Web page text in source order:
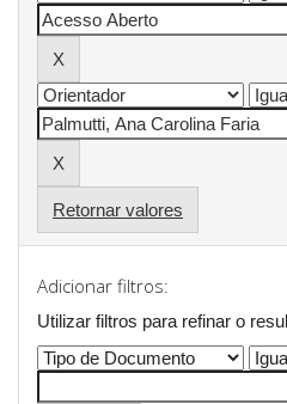
Retornar valores
Adicionar filtros:
Utilizar filtros para refinar o